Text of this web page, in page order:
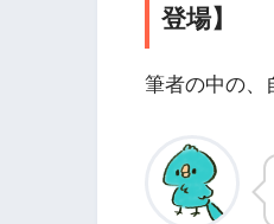
登場】
筆者の中の、